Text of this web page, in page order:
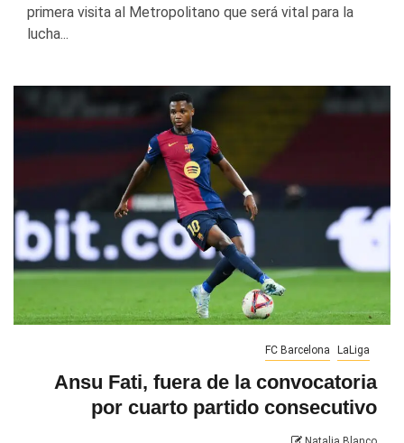
primera visita al Metropolitano que será vital para la
lucha...
FC Barcelona LaLiga
Ansu Fati, fuera de la convocatoria
por cuarto partido consecutivo